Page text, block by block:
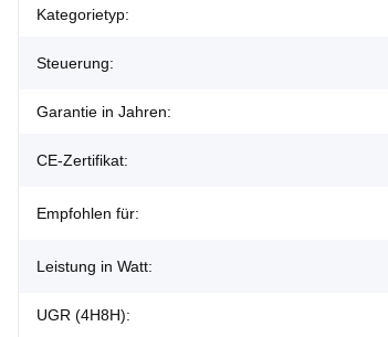
Kategorietyp:
Steuerung:
Garantie in Jahren:
CE-Zertifikat:
Empfohlen für:
Leistung in Watt:
UGR (4H8H):